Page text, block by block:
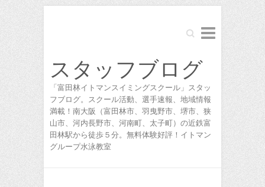
Search
スタッフブログ
「富田林イトマンスイミングスクール」スタッ
フブログ。スクール活動、選手速報、地域情報
満載！南大阪（富田林市、羽曳野市、堺市、狭
山市、河内長野市、河南町、太子町）の近鉄富
田林駅から徒歩５分。無料体験好評！イトマン
グループ水泳教室